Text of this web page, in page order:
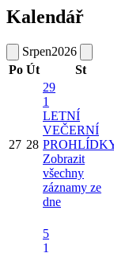
Kalendář
Srpen2026
Po Út St
27 28
29
1
LETNÍ
VEČERNÍ
Zobrazit
všechny
záznamy ze
dne
5
1